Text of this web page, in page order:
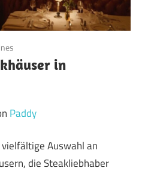
in
Paddy
Auswahl an
die Steakliebhaber